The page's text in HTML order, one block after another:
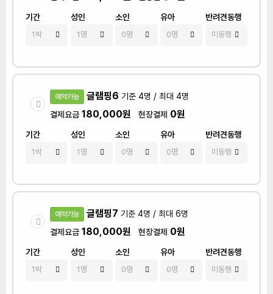
기간 성인 소인 유아 반려견동행
예약가능 글램핑6 기준 4명 / 최대 4명
결제요금 180,000원 현장결제 0원
기간 성인 소인 유아 반려견동행
예약가능 글램핑7 기준 4명 / 최대 6명
결제요금 180,000원 현장결제 0원
기간 성인 소인 유아 반려견동행